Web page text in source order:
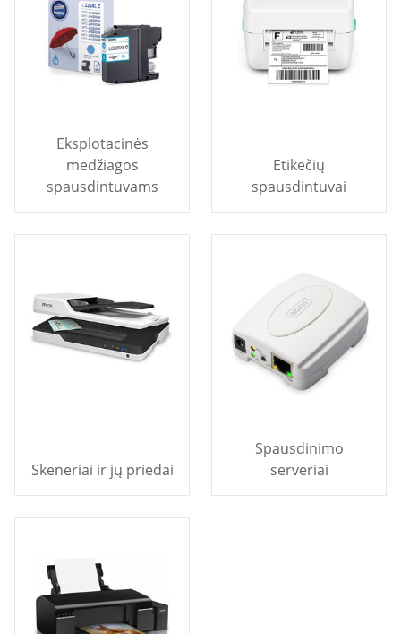
Eksplotacinės
medžiagos
spausdintuvams
Etikečių
spausdintuvai
Skeneriai ir jų priedai
Spausdinimo
serveriai